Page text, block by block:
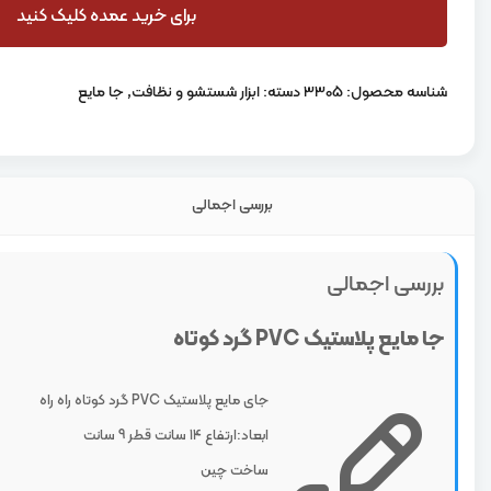
برای خرید عمده کلیک کنید
شناسه محصول:3305دسته:ابزار شستشو و نظافت,جا مایع
بررسی اجمالی
بررسی اجمالی
جا مایع پلاستیک PVC گرد کوتاه
جای مایع پلاستیک PVC گرد کوتاه راه راه
ابعاد:ارتفاع 14 سانت قطر 9 سانت
ساخت چین